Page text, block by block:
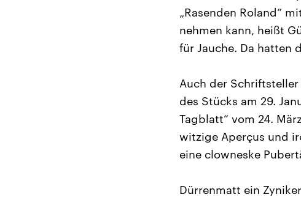
„Rasenden Roland“
nehmen kann, heißt
für Jauche. Da hatten
Auch der
des Stücks am 29.
Tagblatt“ vom 24.
witzige Aperçus und
eine clowneske
Dürrenmatt ein